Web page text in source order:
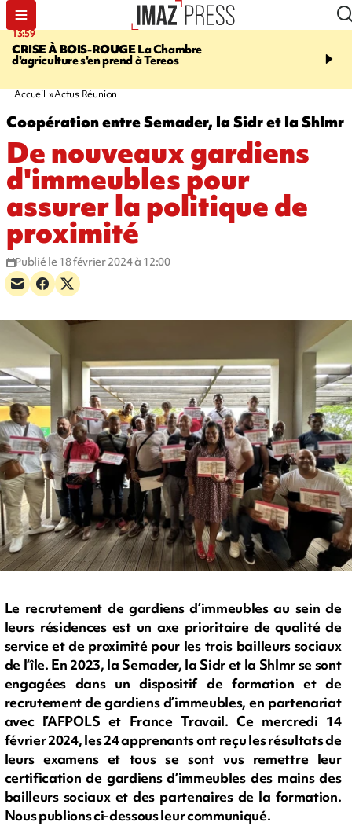
13:59
CRISE À BOIS-ROUGELa Chambre
d'agriculture s'en prend à Tereos
15:45
dix établissements ont
Accueil Actus Réunion
Coopération entre Semader, la Sidr et la Shlmr
De nouveaux gardiens
d'immeubles pour
assurer la politique de
proximité
Publié le 18 février 2024 à 12:00
Le recrutement de gardiens d’immeubles au sein de
leurs résidences est un axe prioritaire de qualité de
service et de proximité pour les trois bailleurs sociaux
de l’île. En 2023, la Semader, la Sidr et la Shlmr se sont
engagées dans un dispositif de formation et de
recrutement de gardiens d’immeubles, en partenariat
avec l’AFPOLS et France Travail. Ce mercredi 14
février 2024, les 24 apprenants ont reçu les résultats de
leurs examens et tous se sont vus remettre leur
certification de gardiens d’immeubles des mains des
bailleurs sociaux et des partenaires de la formation.
Nous publions ci-dessous leur communiqué.